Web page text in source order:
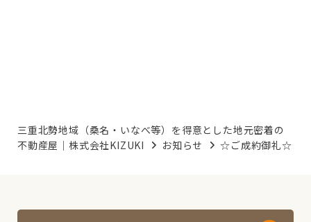
三重北勢地域（桑名・いなべ等）を得意とした地元密着の
不動産屋｜株式会社KIZUKI
お知らせ ☆ご成約御礼☆